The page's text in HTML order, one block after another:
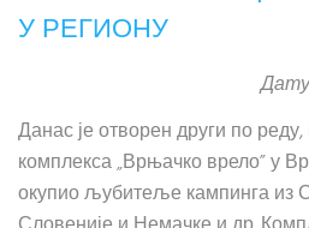
У РЕГИОНУ
Данас је отворен други по
комплекса „Врњачко врело” у
окупио љубитеље кампинга из